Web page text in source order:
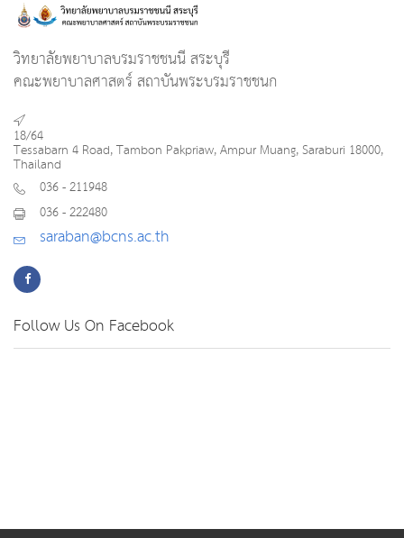
วิทยาลัยพยาบาลบรมราชชนนี สระบุรี
คณะพยาบาลศาสตร์ สถาบันพระบรมราชชนก
18/64
Tessabarn 4 Road, Tambon Pakpriaw, Ampur Muang, Saraburi 18000,
Thailand
036 - 211948
036 - 222480
saraban@bcns.ac.th
Follow Us On Facebook